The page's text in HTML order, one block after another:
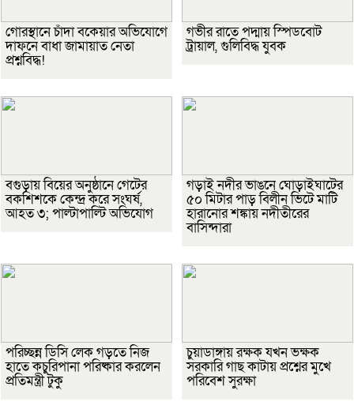
গোরস্থানে চাঁদা বকেয়ার অভিযোগে
দাফনে বাধা জামায়াত নেতা
প্রশ্নবিদ্ধ!
গভীর রাতে পদ্মায় স্পিডবোট
ট্রায়াল, গুলিবিদ্ধ যুবক
বগুড়ায় বিয়ের অনুষ্ঠানে গেটের
বকশিশকে কেন্দ্র করে সংঘর্ষ,
আহত ৩; পাল্টাপাল্টি অভিযোগ
গড়াই নদীর ভাঙনে ঘোড়াইঘাটের
৫০ মিটার পাড় বিলীন ভিটে মাটি
হারানোর শঙ্কায় নদীতীরের
বাসিন্দারা
পরিচ্ছন্ন ডিসি লেক গড়তে নিজ
হাতে কচুরিপানা পরিষ্কার করলেন
প্রতিমন্ত্রী টুকু
চুয়াডাঙ্গায় রক্ষক যখন ভক্ষক
সরকারি গাছ কাটায় প্রশ্নের মুখে
পরিবেশ সুরক্ষা